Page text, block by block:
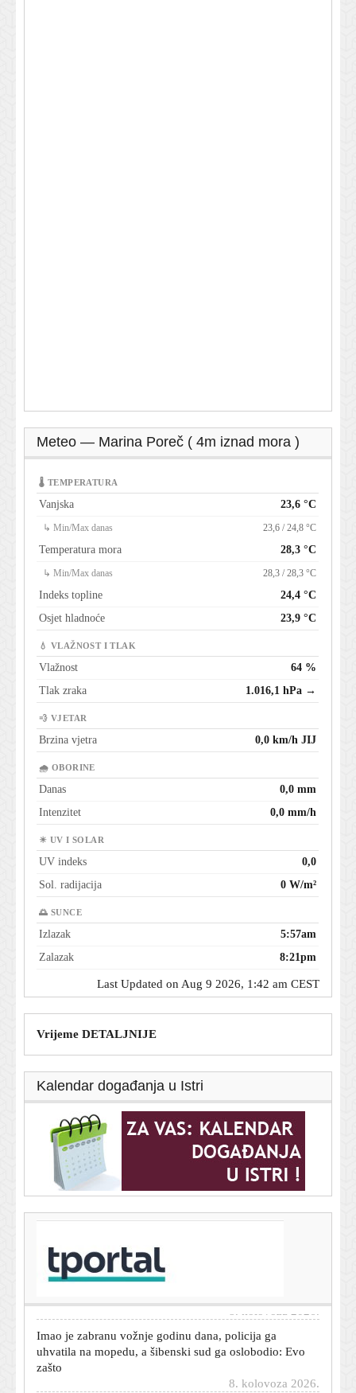
Meteo — Marina Poreč ( 4m iznad mora )
🌡 TEMPERATURA
Vanjska 23,6 °C
↳ Min/Max danas 23,6 / 24,8 °C
Temperatura mora 28,3 °C
↳ Min/Max danas 28,3 / 28,3 °C
Indeks topline
24,4 °C
Osjet hladnoće
23,9 °C
💧 VLAŽNOST I TLAK
Vlažnost
64 %
Tlak zraka
1.016,1 hPa →
💨 VJETAR
Brzina vjetra 0,0 km/h JIJ
🌧 OBORINE
Danas
0,0 mm
Intenzitet
0,0 mm/h
☀ UV I SOLAR
UV indeks
0,0
Sol. radijacija
0 W/m²
🌅 SUNCE
Izlazak
5:57am
Zalazak
8:21pm
Last Updated on Aug 9 2026, 1:42 am CEST
Vrijeme DETALJNIJE
Kalendar događanja u Istri
T-portal.hr
Ostavio je automobil otključan, ključeve unutra i otišao -
sud ga kaznio: Ovo pravilo mnogi vozači u Hrvatskoj ne
znaju
Imao je zabranu vožnje godinu dana, policija ga
uhvatila na mopedu, a šibenski sud ga oslobodio: Evo
zašto